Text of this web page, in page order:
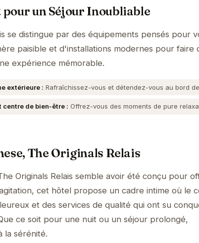
un Séjour Inoubliable
se distingue par des équipements pensés pour
paisible et d'installations modernes pour faire
expérience mémorable.
extérieure : Rafraîchissez-vous et détendez-vous au bord
centre de bien-être : Offrez-vous des moments de pure
The Originals Relais
Originals Relais semble avoir été conçu pour
cet hôtel propose un cadre intime où le
et des services de qualité qui ont su
ce soit pour une nuit ou un séjour prolongé,
la sérénité.